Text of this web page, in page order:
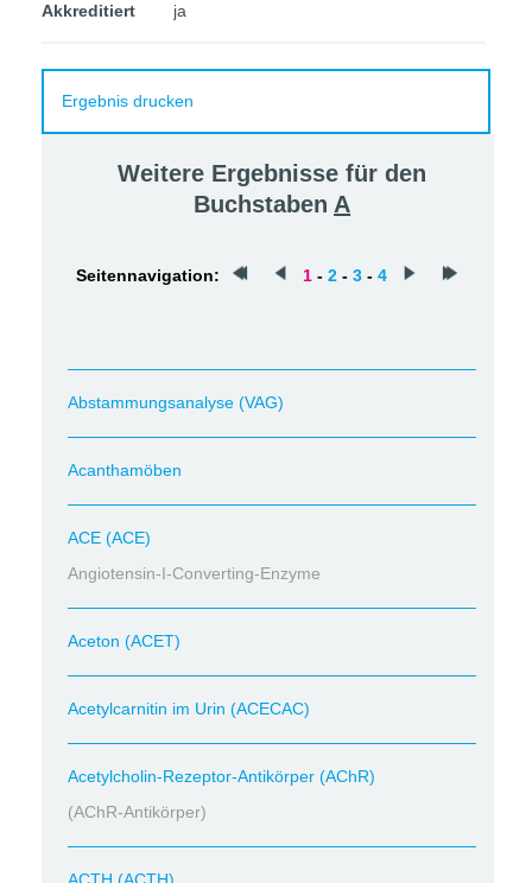
Akkreditiert ja
Ergebnis drucken
Weitere Ergebnisse für den
Buchstaben A
Seitennavigation: 1 - 2 - 3 - 4
Abstammungsanalyse (VAG)
Acanthamöben
ACE (ACE)
Angiotensin-I-Converting-Enzyme
Aceton (ACET)
Acetylcarnitin im Urin (ACECAC)
Acetylcholin-Rezeptor-Antikörper (AChR)
(AChR-Antikörper)